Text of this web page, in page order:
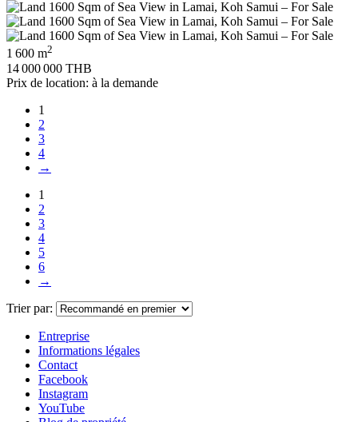
1 600 m2
14 000 000 THB
Prix de location: à la demande
1
2
3
4
→
1
2
3
4
5
6
→
Trier par:
Entreprise
Informations légales
Contact
Facebook
Instagram
YouTube